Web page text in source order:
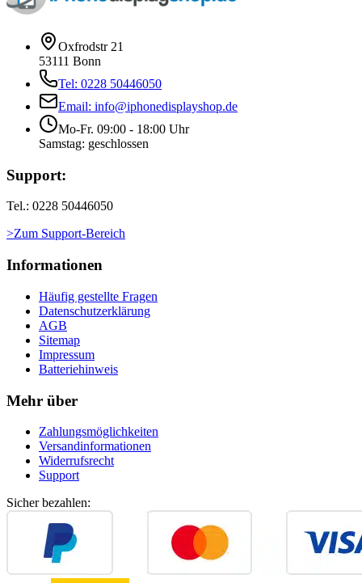
Oxfrodstr 21
53111 Bonn
Tel: 0228 50446050
Email: info@iphonedisplayshop.de
Mo-Fr. 09:00 - 18:00 Uhr
Samstag: geschlossen
Support:
Tel.: 0228 50446050
>Zum Support-Bereich
Informationen
Häufig gestellte Fragen
Datenschutzerklärung
AGB
Sitemap
Impressum
Batteriehinweis
Mehr über
Zahlungsmöglichkeiten
Versandinformationen
Widerrufsrecht
Support
Sicher bezahlen: